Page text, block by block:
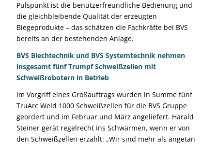
Pulspunkt ist die benutzerfreundliche Bedienung und
die gleichbleibende Qualität der erzeugten
Biegeprodukte – das schätzen die Fachkräfte bei BVS
bereits an der bestehenden Anlage.
BVS Blechtechnik und BVS Systemtechnik nehmen
insgesamt fünf Trumpf Schweißzellen mit
Schweißrobotern in Betrieb
Im Vorgriff eines Großauftrags wurden in Summe fünf
TruArc Weld 1000 Schweißzellen für die BVS Gruppe
geordert und im Februar und März angeliefert. Harald
Steiner gerät regelrecht ins Schwärmen, wenn er von
den Schweißzellen erzählt: „Wir sind mehr als angetan